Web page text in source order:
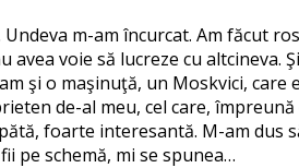
m-am încurcat. Am făcut
voie să lucreze cu altcineva.
şi o maşinuţă, un Moskvici, care
de-al meu, cel care, împreună
foarte interesantă. M-am dus
pe schemă, mi se spunea…